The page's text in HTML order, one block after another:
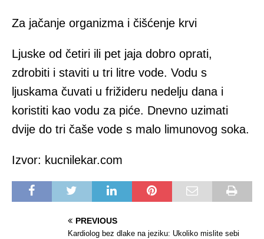
Za jačanje organizma i čišćenje krvi
Ljuske od četiri ili pet jaja dobro oprati,
zdrobiti i staviti u tri litre vode. Vodu s
ljuskama čuvati u frižideru nedelju dana i
koristiti kao vodu za piće. Dnevno uzimati
dvije do tri čaše vode s malo limunovog soka.
Izvor: kucnilekar.com
PREVIOUS
Kardiolog bez dlake na jeziku: Ukoliko mislite sebi